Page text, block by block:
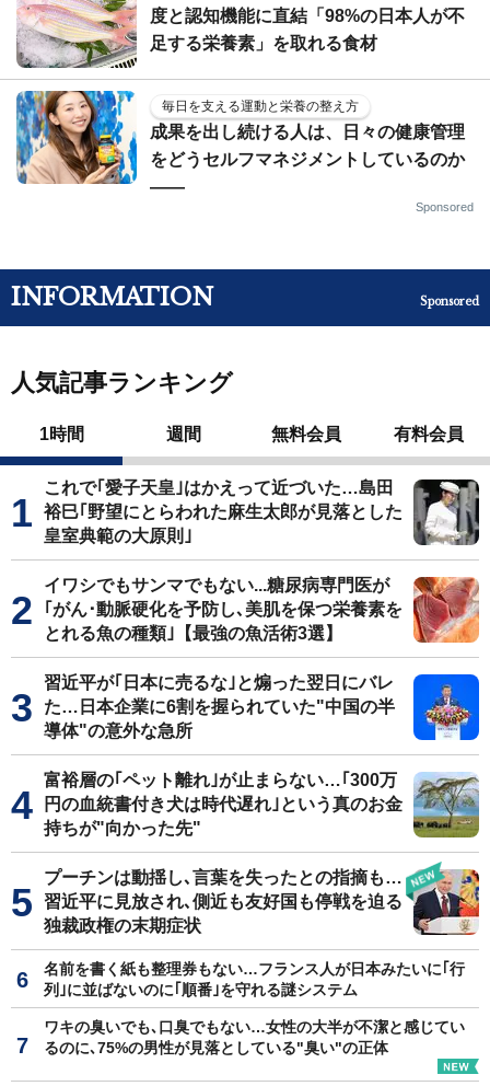
度と認知機能に直結「98%の日本人が不
足する栄養素」を取れる食材
毎日を支える運動と栄養の整え方
成果を出し続ける人は、日々の健康管理
をどうセルフマネジメントしているのか
——
Sponsored
INFORMATION Sponsored
人気記事ランキング
1時間 週間 無料会員 有料会員
これで｢愛子天皇｣はかえって近づいた…島田
裕巳｢野望にとらわれた麻生太郎が見落とした
皇室典範の大原則｣
イワシでもサンマでもない...糖尿病専門医が
｢がん･動脈硬化を予防し､美肌を保つ栄養素を
とれる魚の種類｣【最強の魚活術3選】
習近平が｢日本に売るな｣と煽った翌日にバレ
た…日本企業に6割を握られていた"中国の半
導体"の意外な急所
富裕層の｢ペット離れ｣が止まらない…｢300万
円の血統書付き犬は時代遅れ｣という真のお金
持ちが"向かった先"
プーチンは動揺し､言葉を失ったとの指摘も…
習近平に見放され､側近も友好国も停戦を迫る
独裁政権の末期症状
名前を書く紙も整理券もない…フランス人が日本みたいに｢行
列｣に並ばないのに｢順番｣を守れる謎システム
ワキの臭いでも､口臭でもない…女性の大半が不潔と感じてい
るのに､75%の男性が見落としている"臭い"の正体